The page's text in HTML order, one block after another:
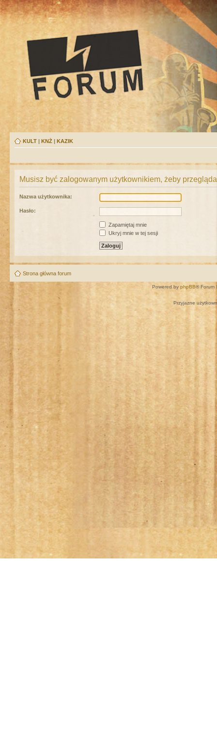
KULT | KNŻ | KAZIK
Musisz być zalogowanym użytkownikiem, żeby
Nazwa użytkownika:
Hasło:
Zapamiętaj mnie
Ukryj mnie w tej sesji
Strona główna forum
Powered by phpBB® Forum
Przyjazne